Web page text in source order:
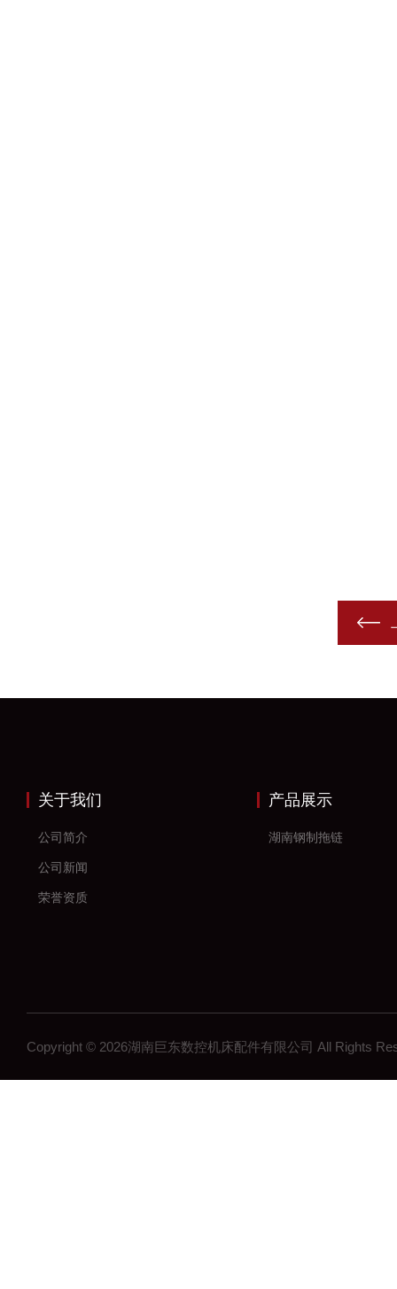
关于我们
公司简介
公司新闻
荣誉资质
产品展示
湖南钢制拖链
Copyright © 2026湖南巨东数控机床配件有限公司 All Rights